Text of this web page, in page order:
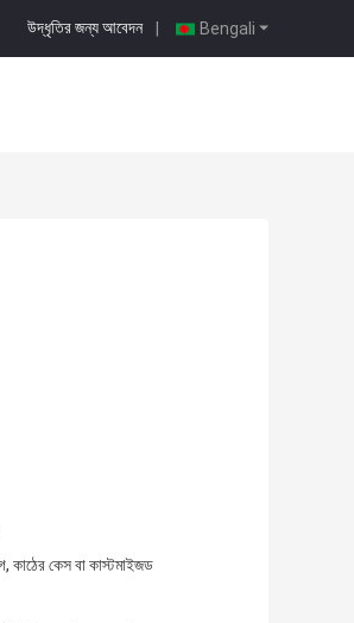
Bengali
উদ্ধৃতির জন্য আবেদন |
কাঠের কেস বা কাস্টমাইজড